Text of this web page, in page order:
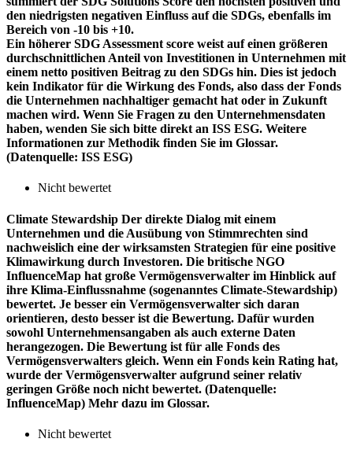
den niedrigsten negativen Einfluss auf die SDGs, ebenfalls im
Bereich von -10 bis +10.
Ein höherer SDG Assessment score weist auf einen größeren
durchschnittlichen Anteil von Investitionen in Unternehmen mit
einem netto positiven Beitrag zu den SDGs hin. Dies ist jedoch
kein Indikator für die Wirkung des Fonds, also dass der Fonds
die Unternehmen nachhaltiger gemacht hat oder in Zukunft
machen wird. Wenn Sie Fragen zu den Unternehmensdaten
haben, wenden Sie sich bitte direkt an ISS ESG. Weitere
Informationen zur Methodik finden Sie im Glossar.
(Datenquelle: ISS ESG)
Nicht bewertet
Climate Stewardship Der direkte Dialog mit einem
Unternehmen und die Ausübung von Stimmrechten sind
nachweislich eine der wirksamsten Strategien für eine positive
Klimawirkung durch Investoren. Die britische NGO
InfluenceMap hat große Vermögensverwalter im Hinblick auf
ihre Klima-Einflussnahme (sogenanntes Climate-Stewardship)
bewertet. Je besser ein Vermögensverwalter sich daran
orientieren, desto besser ist die Bewertung. Dafür wurden
sowohl Unternehmensangaben als auch externe Daten
herangezogen. Die Bewertung ist für alle Fonds des
Vermögensverwalters gleich. Wenn ein Fonds kein Rating hat,
wurde der Vermögensverwalter aufgrund seiner relativ
geringen Größe noch nicht bewertet. (Datenquelle:
InfluenceMap) Mehr dazu im Glossar.
Nicht bewertet